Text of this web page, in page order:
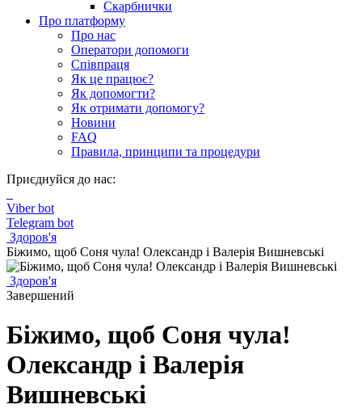
Скарбнички
Про платформу
Про нас
Оператори допомоги
Співпраця
Як це працює?
Як допомогти?
Як отримати допомогу?
Новини
FAQ
Правила, принципи та процедури
Приєднуйся до нас:
Viber bot
Telegram bot
Здоров'я
Біжимо, щоб Соня чула! Олександр і Валерія Вишневські
Здоров'я
Завершений
Біжимо, щоб Соня чула!
Олександр і Валерія
Вишневські